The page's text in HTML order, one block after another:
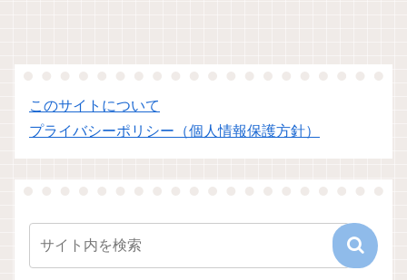
このサイトについて
プライバシーポリシー（個人情報保護方針）